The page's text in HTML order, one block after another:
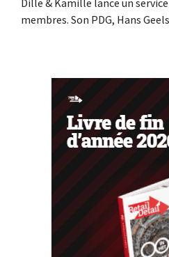
membres. Son PDG, Hans